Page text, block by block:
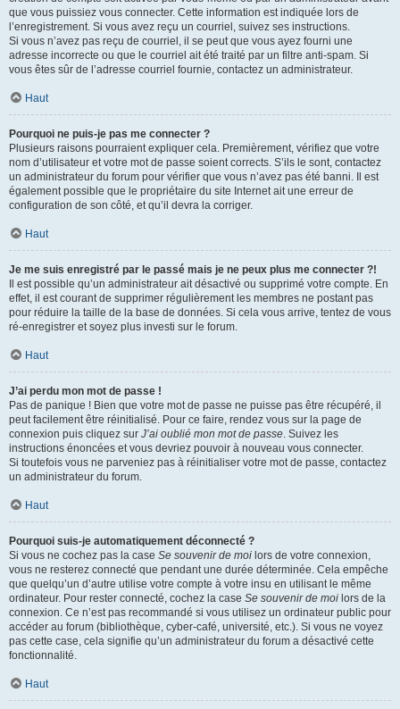
que vous puissiez vous connecter. Cette information est indiquée lors de
l’enregistrement. Si vous avez reçu un courriel, suivez ses instructions.
Si vous n’avez pas reçu de courriel, il se peut que vous ayez fourni une
adresse incorrecte ou que le courriel ait été traité par un filtre anti-spam. Si
vous êtes sûr de l’adresse courriel fournie, contactez un administrateur.
Haut
Pourquoi ne puis-je pas me connecter ?
Plusieurs raisons pourraient expliquer cela. Premièrement, vérifiez que votre
nom d’utilisateur et votre mot de passe soient corrects. S’ils le sont, contactez
un administrateur du forum pour vérifier que vous n’avez pas été banni. Il est
également possible que le propriétaire du site Internet ait une erreur de
configuration de son côté, et qu’il devra la corriger.
Haut
Je me suis enregistré par le passé mais je ne peux plus me connecter ?!
Il est possible qu’un administrateur ait désactivé ou supprimé votre compte. En
effet, il est courant de supprimer régulièrement les membres ne postant pas
pour réduire la taille de la base de données. Si cela vous arrive, tentez de vous
ré-enregistrer et soyez plus investi sur le forum.
Haut
J’ai perdu mon mot de passe !
Pas de panique ! Bien que votre mot de passe ne puisse pas être récupéré, il
peut facilement être réinitialisé. Pour ce faire, rendez vous sur la page de
connexion puis cliquez sur J’ai oublié mon mot de passe. Suivez les
instructions énoncées et vous devriez pouvoir à nouveau vous connecter.
Si toutefois vous ne parveniez pas à réinitialiser votre mot de passe, contactez
un administrateur du forum.
Haut
Pourquoi suis-je automatiquement déconnecté ?
Si vous ne cochez pas la case Se souvenir de moi lors de votre connexion,
vous ne resterez connecté que pendant une durée déterminée. Cela empêche
que quelqu’un d’autre utilise votre compte à votre insu en utilisant le même
ordinateur. Pour rester connecté, cochez la case Se souvenir de moi lors de la
connexion. Ce n’est pas recommandé si vous utilisez un ordinateur public pour
accéder au forum (bibliothèque, cyber-café, université, etc.). Si vous ne voyez
pas cette case, cela signifie qu’un administrateur du forum a désactivé cette
fonctionnalité.
Haut